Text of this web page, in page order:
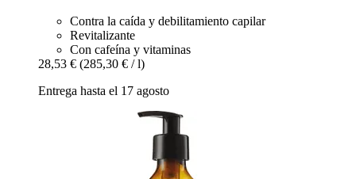
Contra la caída y debilitamiento capilar
Revitalizante
Con cafeína y vitaminas
28,53 € (285,30 € / l)
Entrega hasta el 17 agosto